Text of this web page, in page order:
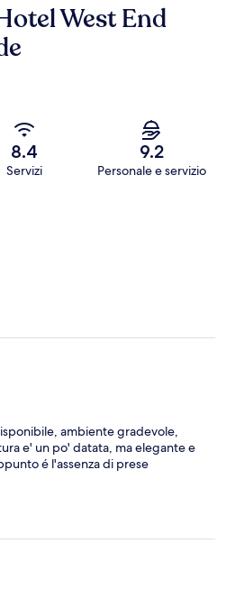
West End
8.4
Servizi
9.2
Personale e servizio
ambiente gradevole,
e' un po' datata, ma elegante e
é l'assenza di prese